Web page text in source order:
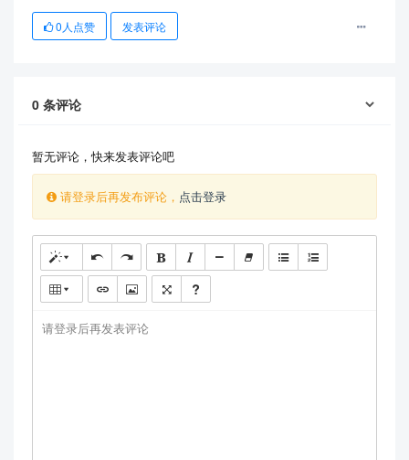
0 人点赞 发表评论
0 条评论
暂无评论，快来发表评论吧
请登录后再发布评论， 点击登录
请登录后再发表评论